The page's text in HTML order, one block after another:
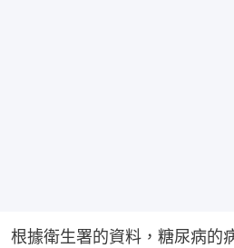
根據衛生署的資料，糖尿病的